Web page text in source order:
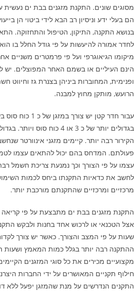
מסוגים שונים. התקנת מזגנים בבת ים נעשית
הם בעלי ידע וניסיון רב הבא לידי ביטוי הן
בנושא התקנה, התיקון, הטיפול והתחזוקה.
לחדר אמורה להיעשות על פי גודל החלל בו
מיקומו הגיאוגרפי ועל פי פרמטרים משניים
הינם העיליים או בשמם האחר המפוצלים. יש
ופנימית, המחוברות ביניהן בצנרת גז וחיווט
הרועש, מותקן מחוץ למבנה.
עבור חדר קטן יש
בגדולים יותר של כ 3 או 4
הקירור רבה יותר. קיימים מזגני אינוורטר
פעולתם. המדחס בהם יכול להתאים עצמו
עצמו על פי הצורך וכך נמנעת צריכת חשמל
לחשב את כדאיות התקנתו ביחס לכמות השימוש
מרכזיים ומרכזיים שהתקנתם מורכבת יותר.
התקנת מזגנים בבת ים מתבצעת על פי קריאה
אצל הטכנאי או לרכוש אחד בחנות ולבקש
שעות על פי המצב והצורך. כאשר יש צורך
ההתקנה רבה יותר בגלל כמות המאמץ ושעות
מקצועיים מכירים את כל סוגי המזגנים
חילוף תקניים המאושרים על ידי החברות
התקנים הנדרשים על מנת שהמזגן יפעל ללא